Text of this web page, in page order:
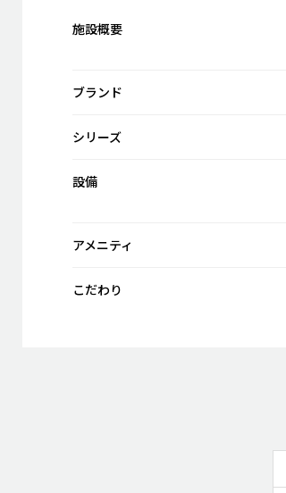
施設概要
ブランド
シリーズ
設備
アメニティ
こだわり